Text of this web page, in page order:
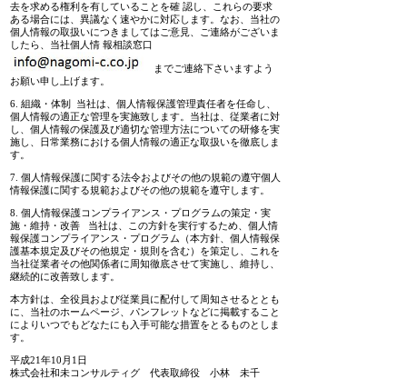
去を求める権利を有していることを確 認し、これらの要求
ある場合には、異議なく速やかに対応します。なお、当社の
個人情報の取扱いにつきましてはご意見、ご連絡がございま
したら、当社個人情 報相談窓口
までご連絡下さいますよう
お願い申し上げます。
6. 組織・体制 当社は、個人情報保護管理責任者を任命し、
個人情報の適正な管理を実施致します。当社は、従業者に対
し、個人情報の保護及び適切な管理方法についての研修を実
施し、日常業務における個人情報の適正な取扱いを徹底しま
す。
7. 個人情報保護に関する法令およびその他の規範の遵守個人
情報保護に関する規範およびその他の規範を遵守します。
8. 個人情報保護コンプライアンス・プログラムの策定・実
施・維持・改善 当社は、この方針を実行するため、個人情
報保護コンプライアンス・プログラム（本方針、個人情報保
護基本規定及びその他規定・規則を含む）を策定し、これを
当社従業者その他関係者に周知徹底させて実施し、維持し、
継続的に改善致します。
本方針は、全役員および従業員に配付して周知させるととも
に、当社のホームページ、パンフレットなどに掲載すること
によりいつでもどなたにも入手可能な措置をとるものとしま
す。
平成21年10月1日
株式会社和未コンサルティグ 代表取締役 小林 未千